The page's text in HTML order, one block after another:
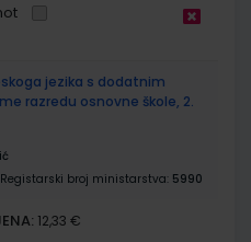
jezika s dodatnim
razredu osnovne škole, 2.
Registarski broj ministarstva: 5990
12,33 €